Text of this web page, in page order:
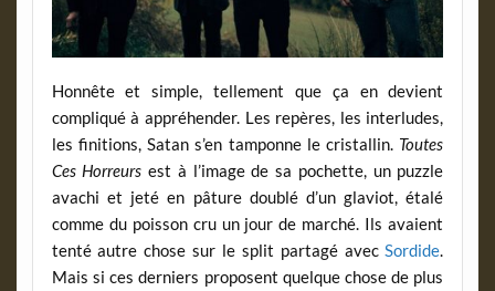
Honnête et simple, tellement que ça en devient
compliqué à appréhender. Les repères, les interludes,
les finitions, Satan s’en tamponne le cristallin. Toutes
Ces Horreurs est à l’image de sa pochette, un puzzle
avachi et jeté en pâture doublé d’un glaviot, étalé
comme du poisson cru un jour de marché. Ils avaient
tenté autre chose sur le split partagé avec Sordide
Mais si ces derniers proposent quelque chose de plus